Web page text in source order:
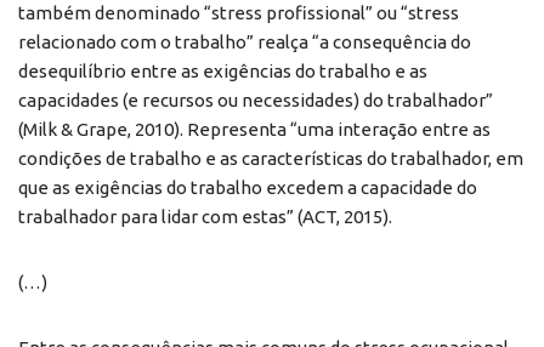
também denominado “stress profissional” ou “stress
relacionado com o trabalho” realça “a consequência do
desequilíbrio entre as exigências do trabalho e as
capacidades (e recursos ou necessidades) do trabalhador”
(Milk & Grape, 2010). Representa “uma interação entre as
condições de trabalho e as características do trabalhador, em
que as exigências do trabalho excedem a capacidade do
trabalhador para lidar com estas” (ACT, 2015).
(…)